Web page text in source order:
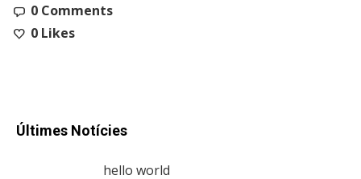
0 Comments
0 Likes
Últimes Notícies
hello world